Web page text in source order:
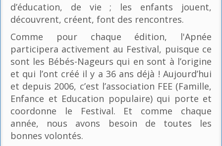
d’éducation, de vie ; les enfants jouent,
découvrent, créent, font des rencontres.
Comme pour chaque édition, l'Apnée
participera activement au Festival, puisque ce
sont les Bébés-Nageurs qui en sont à l’origine
et qui l’ont créé il y a 36 ans déjà ! Aujourd’hui
et depuis 2006, c’est l’association FEE (Famille,
Enfance et Education populaire) qui porte et
coordonne le Festival. Et comme chaque
année, nous avons besoin de toutes les
bonnes volontés.